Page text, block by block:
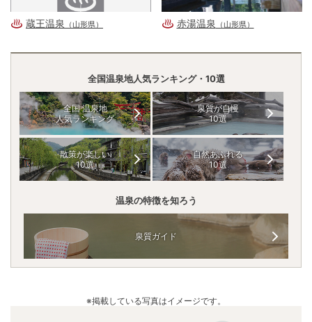
蔵王温泉 （山形県） 赤湯温泉 （山形県）
全国温泉地人気ランキング・10選
全国 温泉地
人気ランキング
泉質が自慢
10選
散策が楽しい
10選
自然あふれる
10選
温泉の特徴を知ろう
泉質ガイド
※掲載している写真はイメージです。